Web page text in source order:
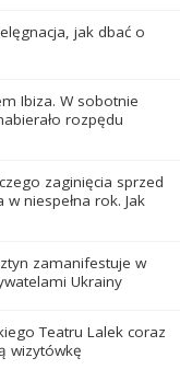
jak dbać o
Ibiza. W sobotnie
rozpędu
zaginięcia sprzed
niespełna rok. Jak
zamanifestuje w
Ukrainy
Teatru Lalek coraz
wizytówkę